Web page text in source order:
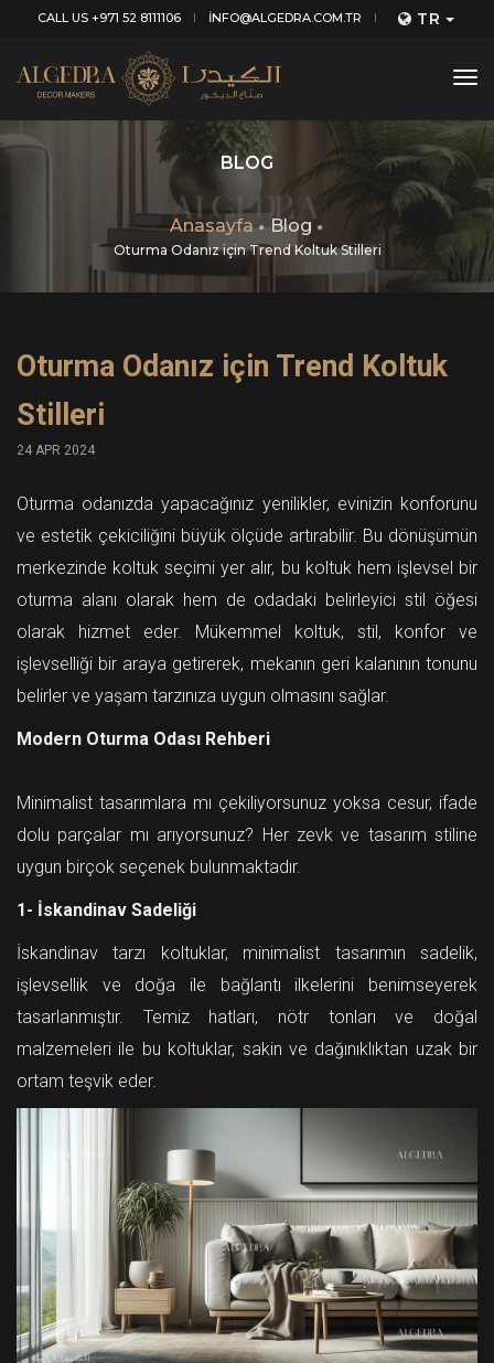
CALL US +971 52 8111106 INFO@ALGEDRA.COM.TR TR
BLOG
Anasayfa Blog
Oturma Odanız için Trend Koltuk Stilleri
Oturma Odanız için Trend Koltuk
Stilleri
24 APR 2024
Oturma odanızda yapacağınız yenilikler, evinizin konforunu
ve estetik çekiciliğini büyük ölçüde artırabilir. Bu dönüşümün
merkezinde koltuk seçimi yer alır, bu koltuk hem işlevsel bir
oturma alanı olarak hem de odadaki belirleyici stil öğesi
olarak hizmet eder. Mükemmel koltuk, stil, konfor ve
işlevselliği bir araya getirerek, mekanın geri kalanının tonunu
belirler ve yaşam tarzınıza uygun olmasını sağlar.
Modern Oturma Odası Rehberi
Minimalist tasarımlara mı çekiliyorsunuz yoksa cesur, ifade
dolu parçalar mı arıyorsunuz? Her zevk ve tasarım stiline
uygun birçok seçenek bulunmaktadır.
1- İskandinav Sadeliği
İskandinav tarzı koltuklar, minimalist tasarımın sadelik,
işlevsellik ve doğa ile bağlantı ilkelerini benimseyerek
tasarlanmıştır. Temiz hatları, nötr tonları ve doğal
malzemeleri ile bu koltuklar, sakin ve dağınıklıktan uzak bir
ortam teşvik eder.